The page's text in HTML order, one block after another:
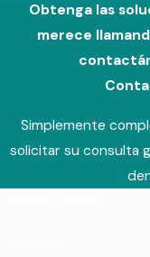
Obtenga las
merece
Simplemente
solicitar su consulta